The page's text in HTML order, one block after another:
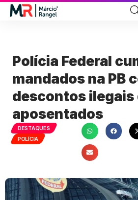
Polícia Federal
mandados na PB
descontos ilegais
aposentados
DESTAQUES
POLÍCIA